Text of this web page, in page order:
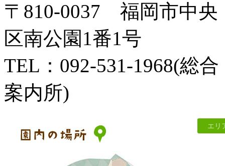
エリ
〒810-0037 福岡市中央
区南公園1番1号
TEL：092-531-1968(総合
案内所)